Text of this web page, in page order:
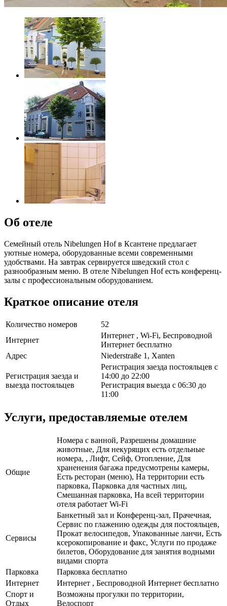
Об отеле
Семейный отель Nibelungen Hof в Ксантене предлагает
уютные номера, оборудованные всеми современными
удобствами. На завтрак сервируется шведский стол с
разнообразным меню. В отеле Nibelungen Hof есть конференц-
залы с профессиональным оборудованием.
Краткое описание отеля
Количество номеров
52
Интернет
Интернет , Wi-Fi, Беспроводной
Интернет бесплатно
Адрес
Niederstraße 1, Xanten
Регистрация заезда и
выезда постояльцев
Регистрация заезда постояльцев с
14:00 до 22:00
Регистрация выезда с 06:30 до
11:00
Услуги, предоставляемые отелем
Общие
Номера с ванной, Разрешены домашние
животные, Для некурящих есть отдельные
номера, , Лифт, Сейф, Отопление, Для
храненения багажа предусмотрены камеры,
Есть ресторан (меню), На территории есть
парковка, Парковка для частных лиц,
Смешанная парковка, На всей территории
отеля работает Wi-Fi
Сервисы
Банкетный зал и Конференц-зал, Прачечная,
Сервис по глажению одежды для постояльцев,
Прокат велосипедов, Упакованные ланчи, Есть
ксерокопирование и факс, Услуги по продаже
билетов, Оборудование для занятия водными
видами спорта
Парковка
Парковка бесплатно
Интернет
Интернет , Беспроводной Интернет бесплатно
Спорт и
Отдых
Возможны прогулки по территории,
Велоспорт